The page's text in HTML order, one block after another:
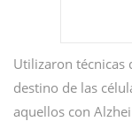
Utilizaron técnicas
destino de las
aquellos con